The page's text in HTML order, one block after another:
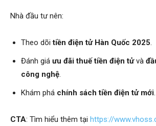
Nhà đầu tư nên:
Theo dõitiền điện tử Hàn Quốc 2025.
Đánh giá ưu đãi thuế tiền điện tửvà
công nghệ.
Khám phá chính sách tiền điện tử mới.
CTA: Tìm hiểu thêm tại https://